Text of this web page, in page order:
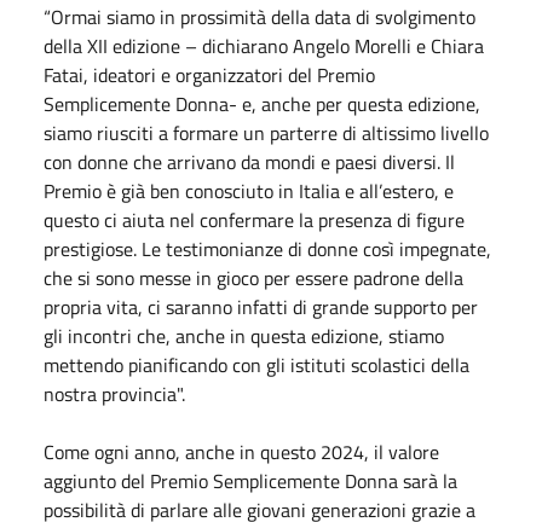
“Ormai siamo in prossimità della data di svolgimento
della XII edizione – dichiarano Angelo Morelli e Chiara
Fatai, ideatori e organizzatori del Premio
Semplicemente Donna- e, anche per questa edizione,
siamo riusciti a formare un parterre di altissimo livello
con donne che arrivano da mondi e paesi diversi. Il
Premio è già ben conosciuto in Italia e all’estero, e
questo ci aiuta nel confermare la presenza di figure
prestigiose. Le testimonianze di donne così impegnate,
che si sono messe in gioco per essere padrone della
propria vita, ci saranno infatti di grande supporto per
gli incontri che, anche in questa edizione, stiamo
mettendo pianificando con gli istituti scolastici della
nostra provincia".
Come ogni anno, anche in questo 2024, il valore
aggiunto del Premio Semplicemente Donna sarà la
possibilità di parlare alle giovani generazioni grazie a